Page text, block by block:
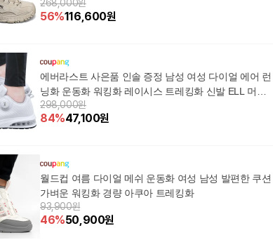
268,000원
56%116,600원
에버라스트 사은품 인솔 증정 남성 여성 다이얼 에어 런
닝화 운동화 워킹화 레이시스 트레킹화 신발 ELL 머치
젤렌스K
298,000원
84%47,100원
월드컵 여름 다이얼 메쉬 운동화 여성 남성 발편한 쿠션
가벼운 워킹화 경량 아쿠아 트레킹화
93,900원
46%50,900원